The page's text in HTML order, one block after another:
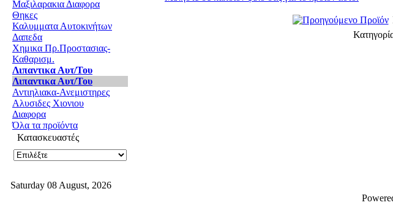
Μαξιλαρακια Διαφορα
Θηκες
Καλυμματα Αυτοκινήτων
Δαπεδα
Χημικα Πρ.Προστασιας-
Καθαρισμ.
Λιπαντικα Αυτ/Του
Λιπαντικα Αυτ/Του
Αντιηλιακα-Ανεμιστηρες
Αλυσιδες Χιονιου
Διαφορα
Όλα τα προϊόντα
Κατασκευαστές
Saturday 08 August, 2026